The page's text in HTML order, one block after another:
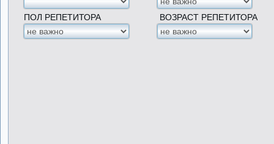
ПОЛ РЕПЕТИТОРА ВОЗРАСТ РЕПЕТИТОРА